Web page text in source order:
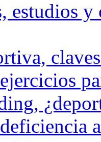
estudios y